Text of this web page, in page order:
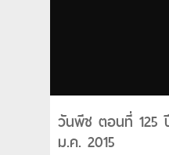
วันพีช ตอนที่ 125
ม.ค. 2015